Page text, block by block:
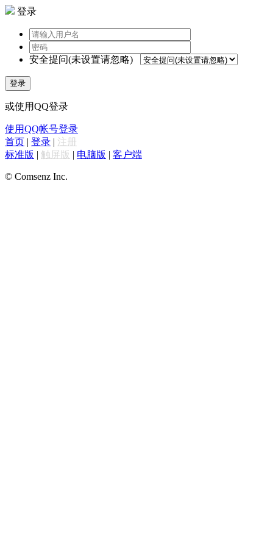
登录
安全提问(未设置请忽略)
登录
或使用QQ登录
使用QQ帐号登录
首页 | 登录 | 注册
标准版 | 触屏版 | 电脑版 | 客户端
© Comsenz Inc.